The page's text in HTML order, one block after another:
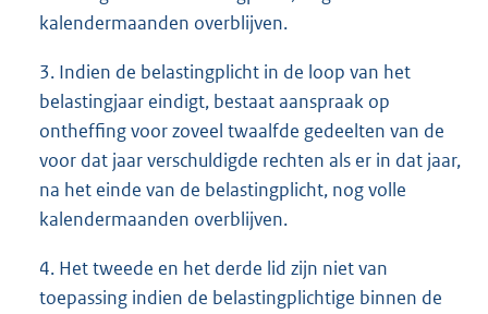
kalendermaanden overblijven.
3. Indien de belastingplicht in de loop van het
belastingjaar eindigt, bestaat aanspraak op
ontheffing voor zoveel twaalfde gedeelten van de
voor dat jaar verschuldigde rechten als er in dat jaar,
na het einde van de belastingplicht, nog volle
kalendermaanden overblijven.
4. Het tweede en het derde lid zijn niet van
toepassing indien de belastingplichtige binnen de